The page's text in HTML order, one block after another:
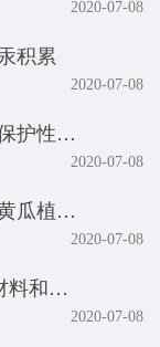
2020-07-08
积累
2020-07-08
同步辐射技术在分子尺度上还原了保护性耕作土壤磷元素的真实赋存形态
2020-07-08
纳米二氧化铈的表面电荷影响其在黄瓜植株中的转化、转运及毒性
2020-07-08
同步辐射技术研究二维MoS2纳米材料和生物体的相互作用规律
2020-07-08